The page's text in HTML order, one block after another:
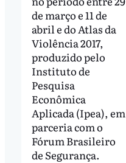
de março e 11 de
abril e do Atlas da
Violência 2017,
produzido pelo
Instituto de
Pesquisa
Econômica
Aplicada (Ipea), em
parceria com o
Fórum Brasileiro
de Segurança.